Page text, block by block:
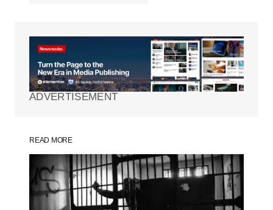
Tu dirección de correo electrónico no será
Los campos obligatorios están
marcados con*
Your Name
ADVERTISEMENT
READ MORE